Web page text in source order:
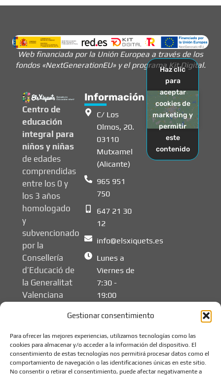
Gestionar consentimiento
Para ofrecer las mejores experiencias, utilizamos tecnologías como las
cookies para almacenar y/o acceder a la información del dispositivo. El
consentimiento de estas tecnologías nos permitirá procesar datos como el
comportamiento de navegación o las identificaciones únicas en este sitio.
No consentir o retirar el consentimiento, puede afectar negativamente a
Web financiada por la Unión Europea a través de los
fondos «NextGenerationEU» y el programa Kit Digital.
Centro de
educación
integral para
niños y niñas
de edades
comprendidas
entre los 0 y
los 3 años
homologado
y
subvencionado
por la
Consellería
d’Educació de
la Generalitat
Valenciana
Información
C/ Los
Olmos, 20.
03110
Mutxamel
(Alicante)
965 951
750
647 21 30
12
info@elsxiquets.es
Lunes a
Viernes de
7:30 -
19:00
Haz clic
para
aceptar
cookies de
marketing y
permitir
este
contenido